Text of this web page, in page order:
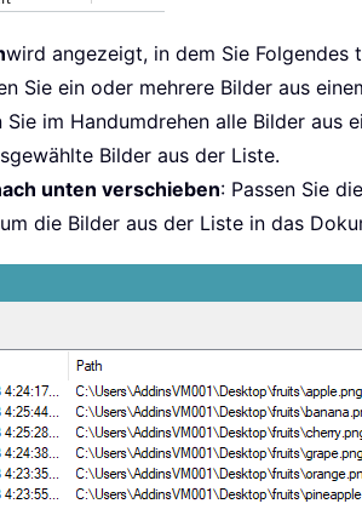
wird angezeigt, in dem Sie Folgendes
Sie ein oder mehrere Bilder aus
Sie im Handumdrehen alle Bilder aus
Bilder aus der Liste.
unten verschieben: Passen Sie
die Bilder aus der Liste in das